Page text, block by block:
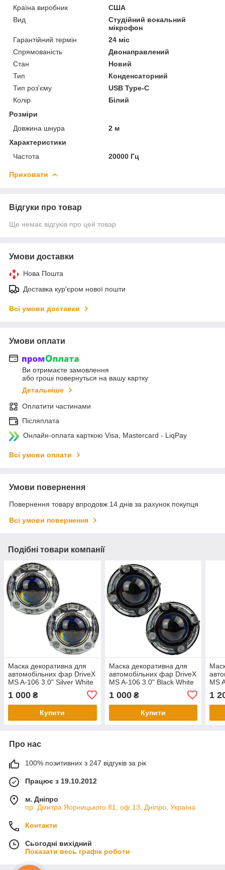
Країна виробник
США
Вид
Студійний вокальний
мікрофон
Гарантійний термін
24 міс
Спрямованість
Двонаправлений
Стан
Новий
Тип
Конденсаторний
Тип роз'єму
USB Type-C
Колір
Білий
Розміри
Довжина шнура
2 м
Характеристики
Частота
20000 Гц
Приховати
Відгуки про товар
Ще немає відгуків про цей товар
Умови доставки
Нова Пошта
Доставка кур'єром нової пошти
Всі умови доставки
Умови оплати
Ви отримаєте замовлення
або гроші повернуться на вашу картку
Детальніше
Оплатити частинами
Післяплата
Онлайн-оплата карткою Visa, Mastercard - LiqPay
Всі умови оплати
Умови повернення
Повернення товару впродовж 14 днів за рахунок покупця
Всі умови повернення
Подібні товари компанії
Маска декоративна для
автомобільних фар DriveX
MS A-106 3.0" Silver White
підсвіткою
1 000 ₴
Купити
Маска декоративна для
автомобільних фар DriveX
MS A-106 3.0" Black White
з вбудованою підсвіткою
1 000₴
Купити
MS
1
Про нас
100% позитивних з 247 відгуків за рік
Працює з 19.10.2012
м. Дніпро
пр. Дмитра Яорницького 81, оф.13, Дніпро, Україна
Контакти
Сьогодні вихідний
Показати весь графік роботи